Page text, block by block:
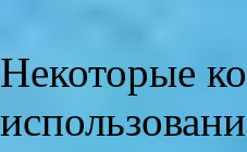
Некоторые